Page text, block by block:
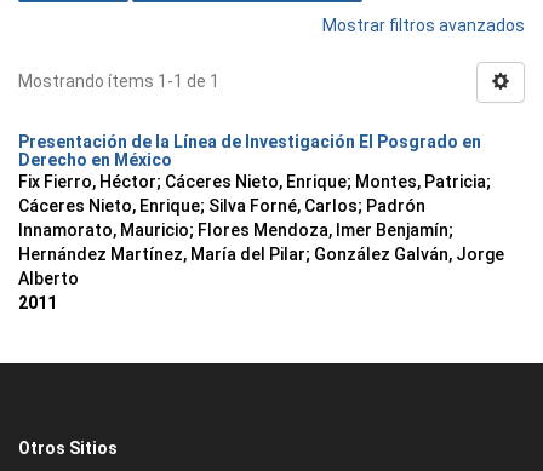
Mostrar filtros avanzados
Mostrando ítems 1-1 de 1
Presentación de la Línea de Investigación El Posgrado en
Derecho en México
Fix Fierro, Héctor; Cáceres Nieto, Enrique; Montes, Patricia;
Cáceres Nieto, Enrique; Silva Forné, Carlos; Padrón
Innamorato, Mauricio; Flores Mendoza, Imer Benjamín;
Hernández Martínez, María del Pilar; González Galván, Jorge
Alberto
2011
Otros Sitios